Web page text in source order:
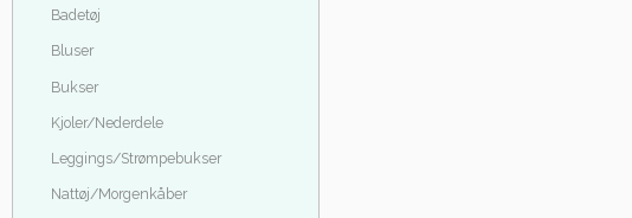
Badetøj
Bluser
Bukser
Kjoler/Nederdele
Leggings/Strømpebukser
Nattøj/Morgenkåber